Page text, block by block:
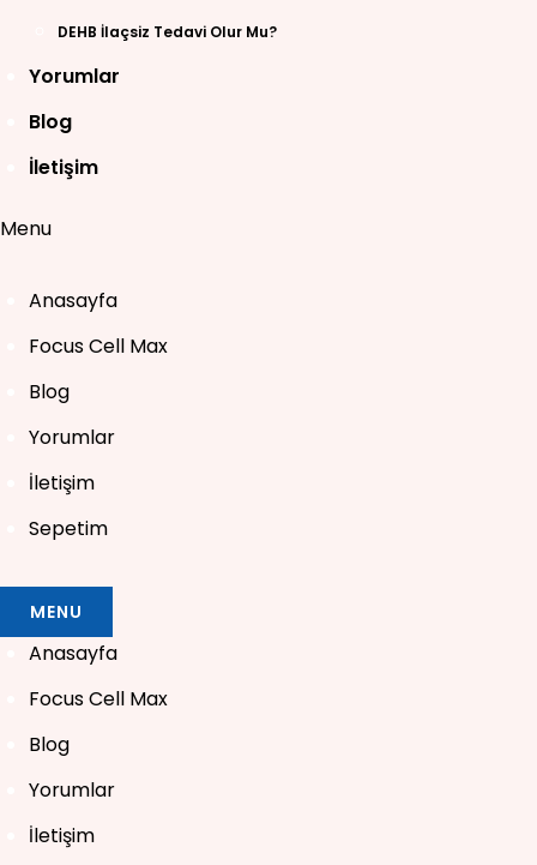
DEHB İlaçsiz Tedavi Olur Mu?
Yorumlar
Blog
İletişim
Menu
Anasayfa
Focus Cell Max
Blog
Yorumlar
İletişim
Sepetim
MENU
Anasayfa
Focus Cell Max
Blog
Yorumlar
İletişim